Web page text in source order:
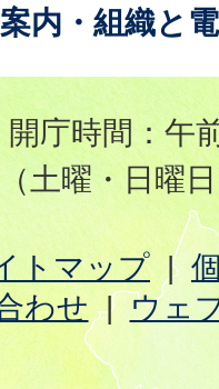
内・組織と
開庁時間：午
（土曜・日曜
トマップ
わせ
ウェ